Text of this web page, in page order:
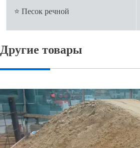
⭐ Песок речной
Другие товары